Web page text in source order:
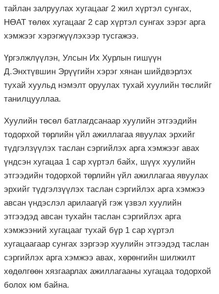
тайлан залруулах хугацааг 2 жил хүртэл сунгах,
НӨАТ төлөх хугацааг 2 сар хүртэл сунгах зэрэг арга
хэмжээг хэрэгжүүлэхээр тусгажээ.
Үргэлжлүүлэн, Улсын Их Хурлын гишүүн
Д.Энхтүвшин Эрүүгийн хэрэг хянан шийдвэрлэх
тухай хуульд нэмэлт оруулах тухай хуулийн төслийг
танилцууллаа.
Хуулийн төсөл батлагдсанаар хуулийн этгээдийн
тодорхой төрлийн үйл ажиллагаа явуулах эрхийг
түдгэлзүүлэх таслан сэргийлэх арга хэмжээг авах
үндсэн хугацаа 1 сар хүртэл байх, шүүх хуулийн
этгээдийн тодорхой төрлийн үйл ажиллагаа явуулах
эрхийг түдгэлзүүлэх таслан сэргийлэх арга хэмжээ
авсан үндэслэл арилаагүй гэж үзвэл хуулийн
этгээдэд авсан тухайн таслан сэргийлэх арга
хэмжээний хугацааг тухай бүр 1 сар хүртэл
хугацаагаар сунгах зэргээр хуулийн этгээдэд таслан
сэргийлэх арга хэмжээ авах, хөрөнгийн шилжилт
хөдөлгөөн хязгаарлах ажиллагааны хугацаа тодорхой
болох юм байна.